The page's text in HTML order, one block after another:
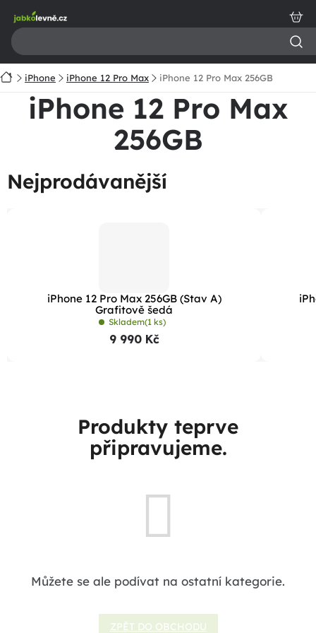
obsah
DomůiPhone iPhone 12 Pro Max iPhone 12 Pro Max 256GB
iPhone 12 Pro Max
256GB
Nejprodávanější
iPhone 12 Pro Max 256GB (Stav A)
Grafitově šedá
Skladem(1 ks)
9 990 Kč
Produkty teprve
připravujeme.
Můžete se ale podívat na ostatní kategorie.
ZPĚT DO OBCHODU